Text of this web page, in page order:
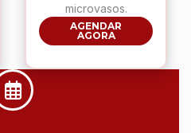
microvasos.
AGENDAR
AGORA